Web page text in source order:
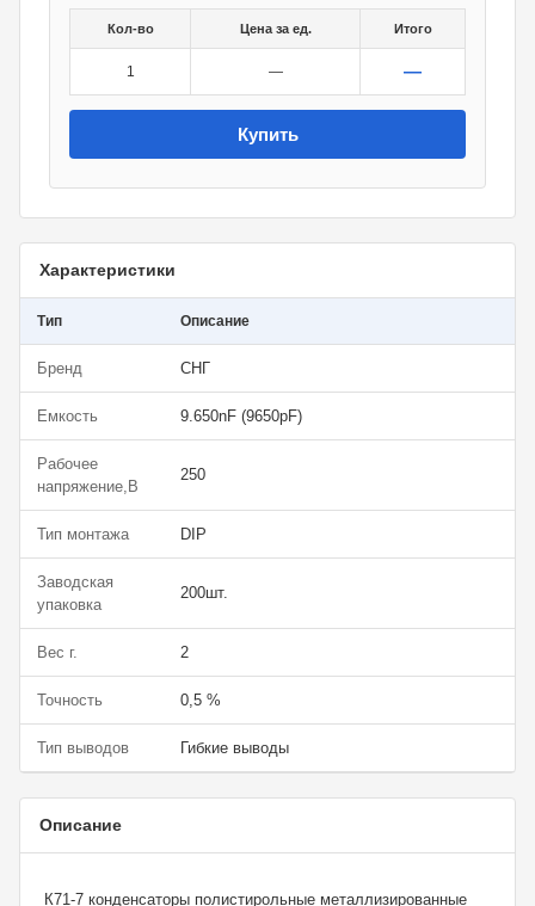
Кол-во Цена за ед. Итого
1 — —
Купить
Характеристики
Тип Описание
Бренд СНГ
Емкость 9.650nF (9650pF)
Рабочее
напряжение,В
250
Тип монтажа DIP
Заводская
упаковка
200шт.
Вес г. 2
Точность 0,5 %
Тип выводов Гибкие выводы
Описание
К71-7 конденсаторы полистирольные металлизированные